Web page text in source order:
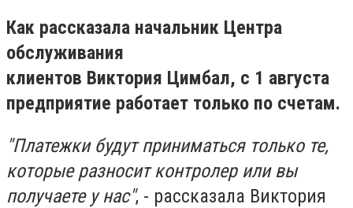
Как рассказала начальник Центра
обслуживания
клиентов Виктория Цимбал, с 1 августа
предприятие работает только по счетам.
"Платежки будут приниматься только те,
которые разносит контролер или вы
получаете у нас", - рассказала Виктория